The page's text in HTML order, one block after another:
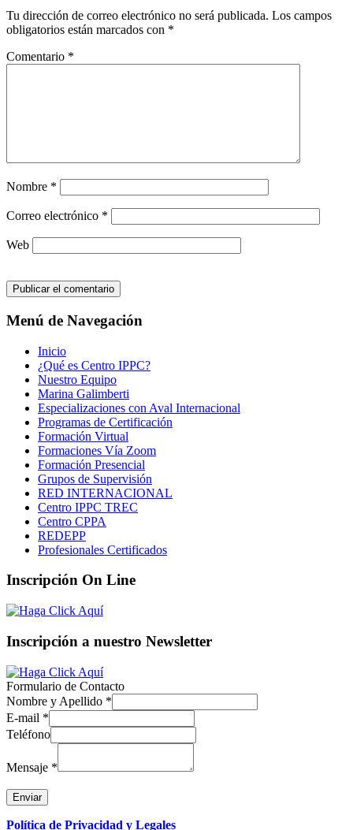
Tu dirección de correo electrónico no será publicada. Los campos
obligatorios están marcados con *
Comentario *
Nombre *
Correo electrónico *
Web
Menú de Navegación
Inicio
¿Qué es Centro IPPC?
Nuestro Equipo
Marina Galimberti
Especializaciones con Aval Internacional
Programas de Certificación
Formación Virtual
Formaciones Vía Zoom
Formación Presencial
Grupos de Supervisión
RED INTERNACIONAL
Centro IPPC TREC
Centro CPPA
REDEPP
Profesionales Certificados
Inscripción On Line
Inscripción a nuestro Newsletter
Formulario de Contacto
Nombre y Apellido *
E-mail *
Teléfono
Mensaje *
Enviar
Política de Privacidad y Legales